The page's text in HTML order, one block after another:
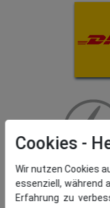
Cookies
Wir nutzen Cookies
essenziell, während
Erfahrung zu